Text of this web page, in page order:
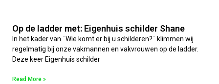
Op de ladder met: Eigenhuis schilder Shane
In het kader van ¨Wie komt er bij u schilderen?¨ klimmen wij
regelmatig bij onze vakmannen en vakvrouwen op de ladder.
Deze keer Eigenhuis schilder
Read More »